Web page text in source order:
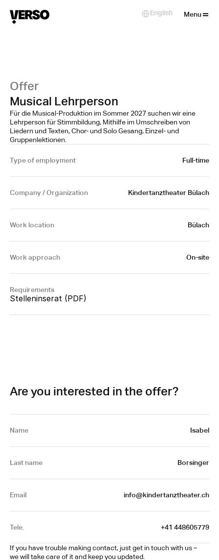
Offer
Musical Lehrperson
Für die Musical-Produktion im Sommer 2027 suchen wir eine
Lehrperson für Stimmbildung, Mithilfe im Umschreiben von
Liedern und Texten, Chor- und Solo Gesang, Einzel- und
Gruppenlektionen.
Type of employment Full-time
Company / Organization Kindertanztheater Bülach
Work location Bülach
Work approach On-site
Requirements
Stelleninserat (PDF)
Are you interested in the offer?
Name Isabel
Last name Borsinger
Email info@kindertanztheater.ch
Tele. +41 448605779
If you have trouble making contact, just get in touch with us –
we will take care of it and keep you updated.
Menu
Select Language
English